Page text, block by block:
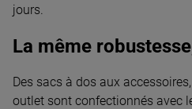
jours.
La même
Des sacs à dos aux
outlet sont confectionnés avec